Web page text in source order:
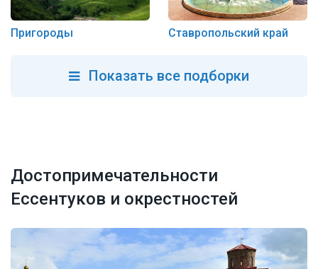
Пригороды Ставропольский край
Показать все подборки
Достопримечательности
Ессентуков и окрестностей